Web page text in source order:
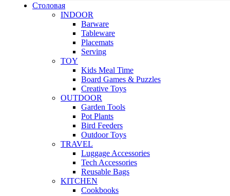
Столовая
INDOOR
Barware
Tableware
Placemats
Serving
TOY
Kids Meal Time
Board Games & Puzzles
Creative Toys
OUTDOOR
Garden Tools
Pot Plants
Bird Feeders
Outdoor Toys
TRAVEL
Luggage Accessories
Tech Accessories
Reusable Bags
KITCHEN
Cookbooks